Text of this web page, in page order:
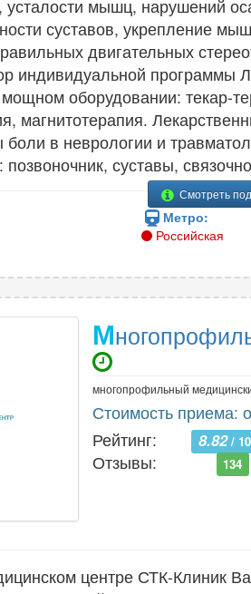
усталости мышц, нарушений
суставов, укрепление
двигательных
индивидуальной программы
оборудовании: текар-
магнитотерапия.
в неврологии и
позвоночник, суставы,
Смотреть
Метро:
Российская
М
многопрофильный
Стоимость приема:
Рейтинг:
8.82/ 10
Отзывы: 134
центре СТК-Клиник